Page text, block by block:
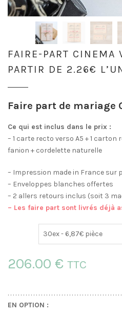
FAIRE-PART CINEMA
PARTIR DE 2.26€
Faire part de mariage
Ce qui est inclus dans le prix :
– 1 carte recto verso A5 + 1 carton
fanion + cordelette naturelle
– Impression made in France sur
– Enveloppes blanches offertes
– 2 allers retours inclus (soit 3
– Les faire part sont livrés déjà
206.00 € TTC
. . . . . . . . . . . . . . . . . . . . . . . . . . . . . . . . . . . . . . . . . . .
EN OPTION :